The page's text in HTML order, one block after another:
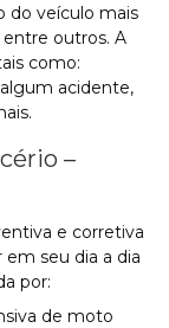
do veículo mais
outros. A
como:
acidente,
–
e corretiva
seu dia a dia
por:
de moto